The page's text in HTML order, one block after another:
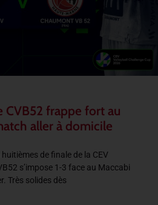
CVB52 frappe fort au
aller à domicile
de finale de la CEV
s’impose 1-3 face au Maccabi
Très solides dès